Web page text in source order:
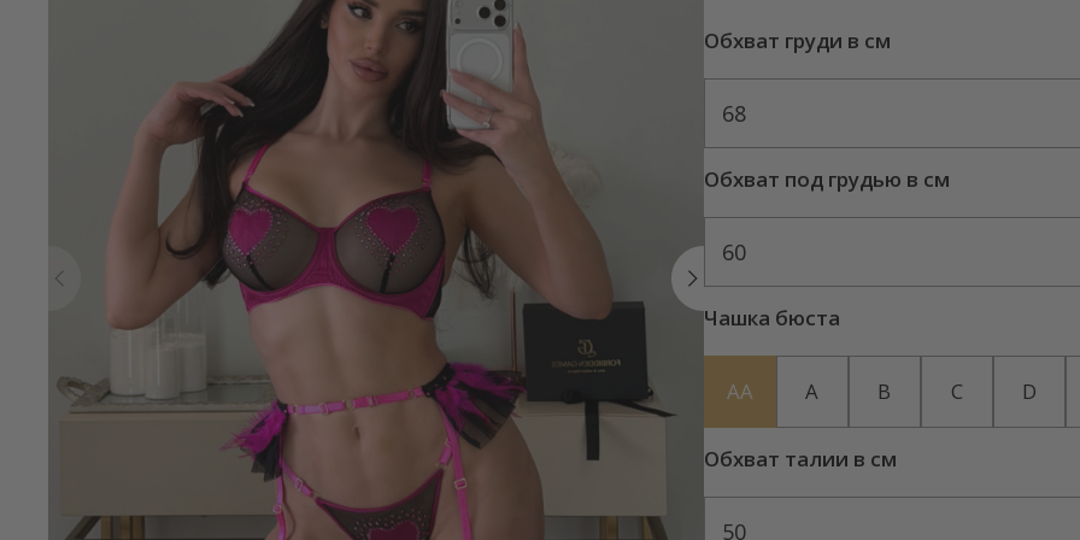
Обхват груди в см
68
Обхват под грудью в см
60
Чашка бюста
AA A B C D
Обхват талии в см
50